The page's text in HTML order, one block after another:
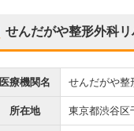
せんだがや整形外科
医療機関名 せんだがや整
所在地 東京都渋谷区